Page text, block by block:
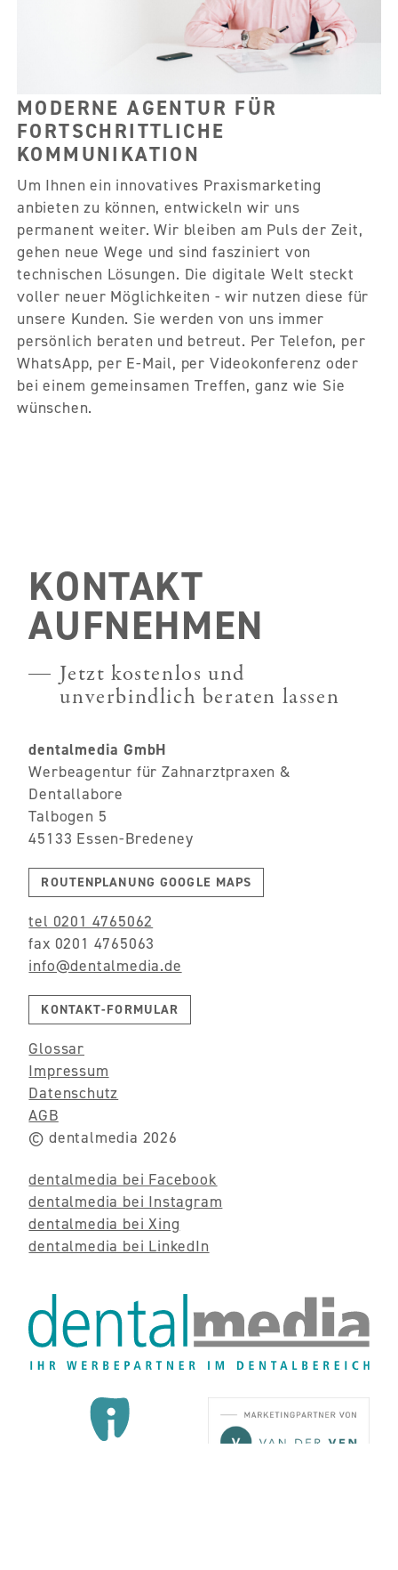
MODERNE AGENTUR FÜR
FORTSCHRITTLICHE
KOMMUNIKATION
Um Ihnen ein innovatives Praxismarketing
anbieten zu können, entwickeln wir uns
permanent weiter. Wir bleiben am Puls der Zeit,
gehen neue Wege und sind fasziniert von
technischen Lösungen. Die digitale Welt steckt
voller neuer Möglichkeiten - wir nutzen diese für
unsere Kunden. Sie werden von uns immer
persönlich beraten und betreut. Per Telefon, per
WhatsApp, per E-Mail, per Videokonferenz oder
bei einem gemeinsamen Treffen, ganz wie Sie
wünschen.
KONTAKT
AUFNEHMEN
Jetzt kostenlos und
unverbindlich beraten lassen
dentalmedia GmbH
Werbeagentur für Zahnarztpraxen &
Dentallabore
Talbogen 5
45133 Essen-Bredeney
ROUTENPLANUNG GOOGLE MAPS
tel 0201 4765062
fax 0201 4765063
info@dentalmedia.de
KONTAKT-FORMULAR
Glossar
Impressum
Datenschutz
AGB
© dentalmedia 2026
dentalmedia bei Facebook
dentalmedia bei Instagram
dentalmedia bei Xing
dentalmedia bei LinkedIn